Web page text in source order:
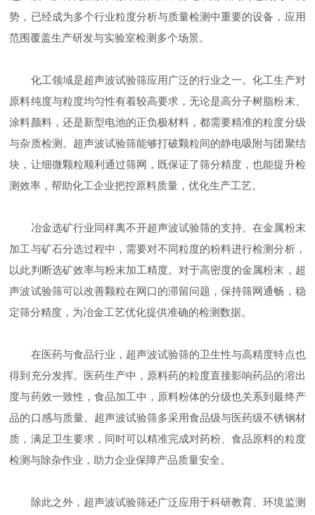
势，已经成为多个行业粒度分析与质量检测中重要的设备，应用
范围覆盖生产研发与实验室检测多个场景。
化工领域是超声波试验筛应用广泛的行业之一。化工生产对
原料纯度与粒度均匀性有着较高要求，无论是高分子树脂粉末、
涂料颜料，还是新型电池的正负极材料，都需要精准的粒度分级
与杂质检测。超声波试验筛能够打破颗粒间的静电吸附与团聚结
块，让细微颗粒顺利通过筛网，既保证了筛分精度，也能提升检
测效率，帮助化工企业把控原料质量，优化生产工艺。
冶金选矿行业同样离不开超声波试验筛的支持。在金属粉末
加工与矿石分选过程中，需要对不同粒度的粉料进行检测分析，
以此判断选矿效率与粉末加工精度。对于高密度的金属粉末，超
声波试验筛可以改善颗粒在网口的滞留问题，保持筛网通畅，稳
定筛分精度，为冶金工艺优化提供准确的检测数据。
在医药与食品行业，超声波试验筛的卫生性与高精度特点也
得到充分发挥。医药生产中，原料药的粒度直接影响药品的溶出
度与药效一致性，食品加工中，原料粉体的分级也关系到最终产
品的口感与质量。超声波试验筛多采用食品级与医药级不锈钢材
质，满足卫生要求，同时可以精准完成对药粉、食品原料的粒度
检测与除杂作业，助力企业保障产品质量安全。
除此之外，超声波试验筛还广泛应用于科研教育、环境监测